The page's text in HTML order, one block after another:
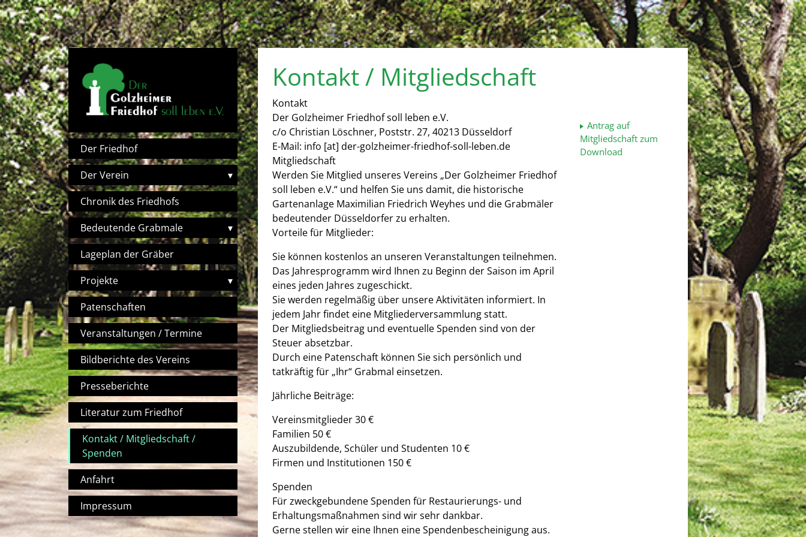
Direkt zum Inhalt
Hauptnavigation
Der Friedhof
Der Verein
▾
Chronik des Friedhofs
Bedeutende Grabmale
▾
Lageplan der Gräber
Projekte
▾
Patenschaften
Veranstaltungen / Termine
Bildberichte des Vereins
Presseberichte
Literatur zum Friedhof
Kontakt / Mitgliedschaft /
Spenden
Anfahrt
Impressum
Kontakt / Mitgliedschaft
Kontakt
Der Golzheimer Friedhof soll leben e.V.
c/o Christian Löschner, Poststr. 27, 40213 Düsseldorf
E-Mail: info [at] der-golzheimer-friedhof-soll-leben.de
Mitgliedschaft
Werden Sie Mitglied unseres Vereins „Der Golzheimer Friedhof
soll leben e.V.“ und helfen Sie uns damit, die historische
Gartenanlage Maximilian Friedrich Weyhes und die Grabmäler
bedeutender Düsseldorfer zu erhalten.
Vorteile für Mitglieder:
Sie können kostenlos an unseren Veranstaltungen teilnehmen.
Das Jahresprogramm wird Ihnen zu Beginn der Saison im April
eines jeden Jahres zugeschickt.
Sie werden regelmäßig über unsere Aktivitäten informiert. In
jedem Jahr findet eine Mitgliederversammlung statt.
Der Mitgliedsbeitrag und eventuelle Spenden sind von der
Steuer absetzbar.
Durch eine Patenschaft können Sie sich persönlich und
tatkräftig für „Ihr“ Grabmal einsetzen.
Jährliche Beiträge:
Vereinsmitglieder 30 €
Familien 50 €
Auszubildende, Schüler und Studenten 10 €
Firmen und Institutionen 150 €
Spenden
Für zweckgebundene Spenden für Restaurierungs- und
Erhaltungsmaßnahmen sind wir sehr dankbar.
Gerne stellen wir eine Ihnen eine Spendenbescheinigung aus.
Antrag auf
Mitgliedschaft zum
Download